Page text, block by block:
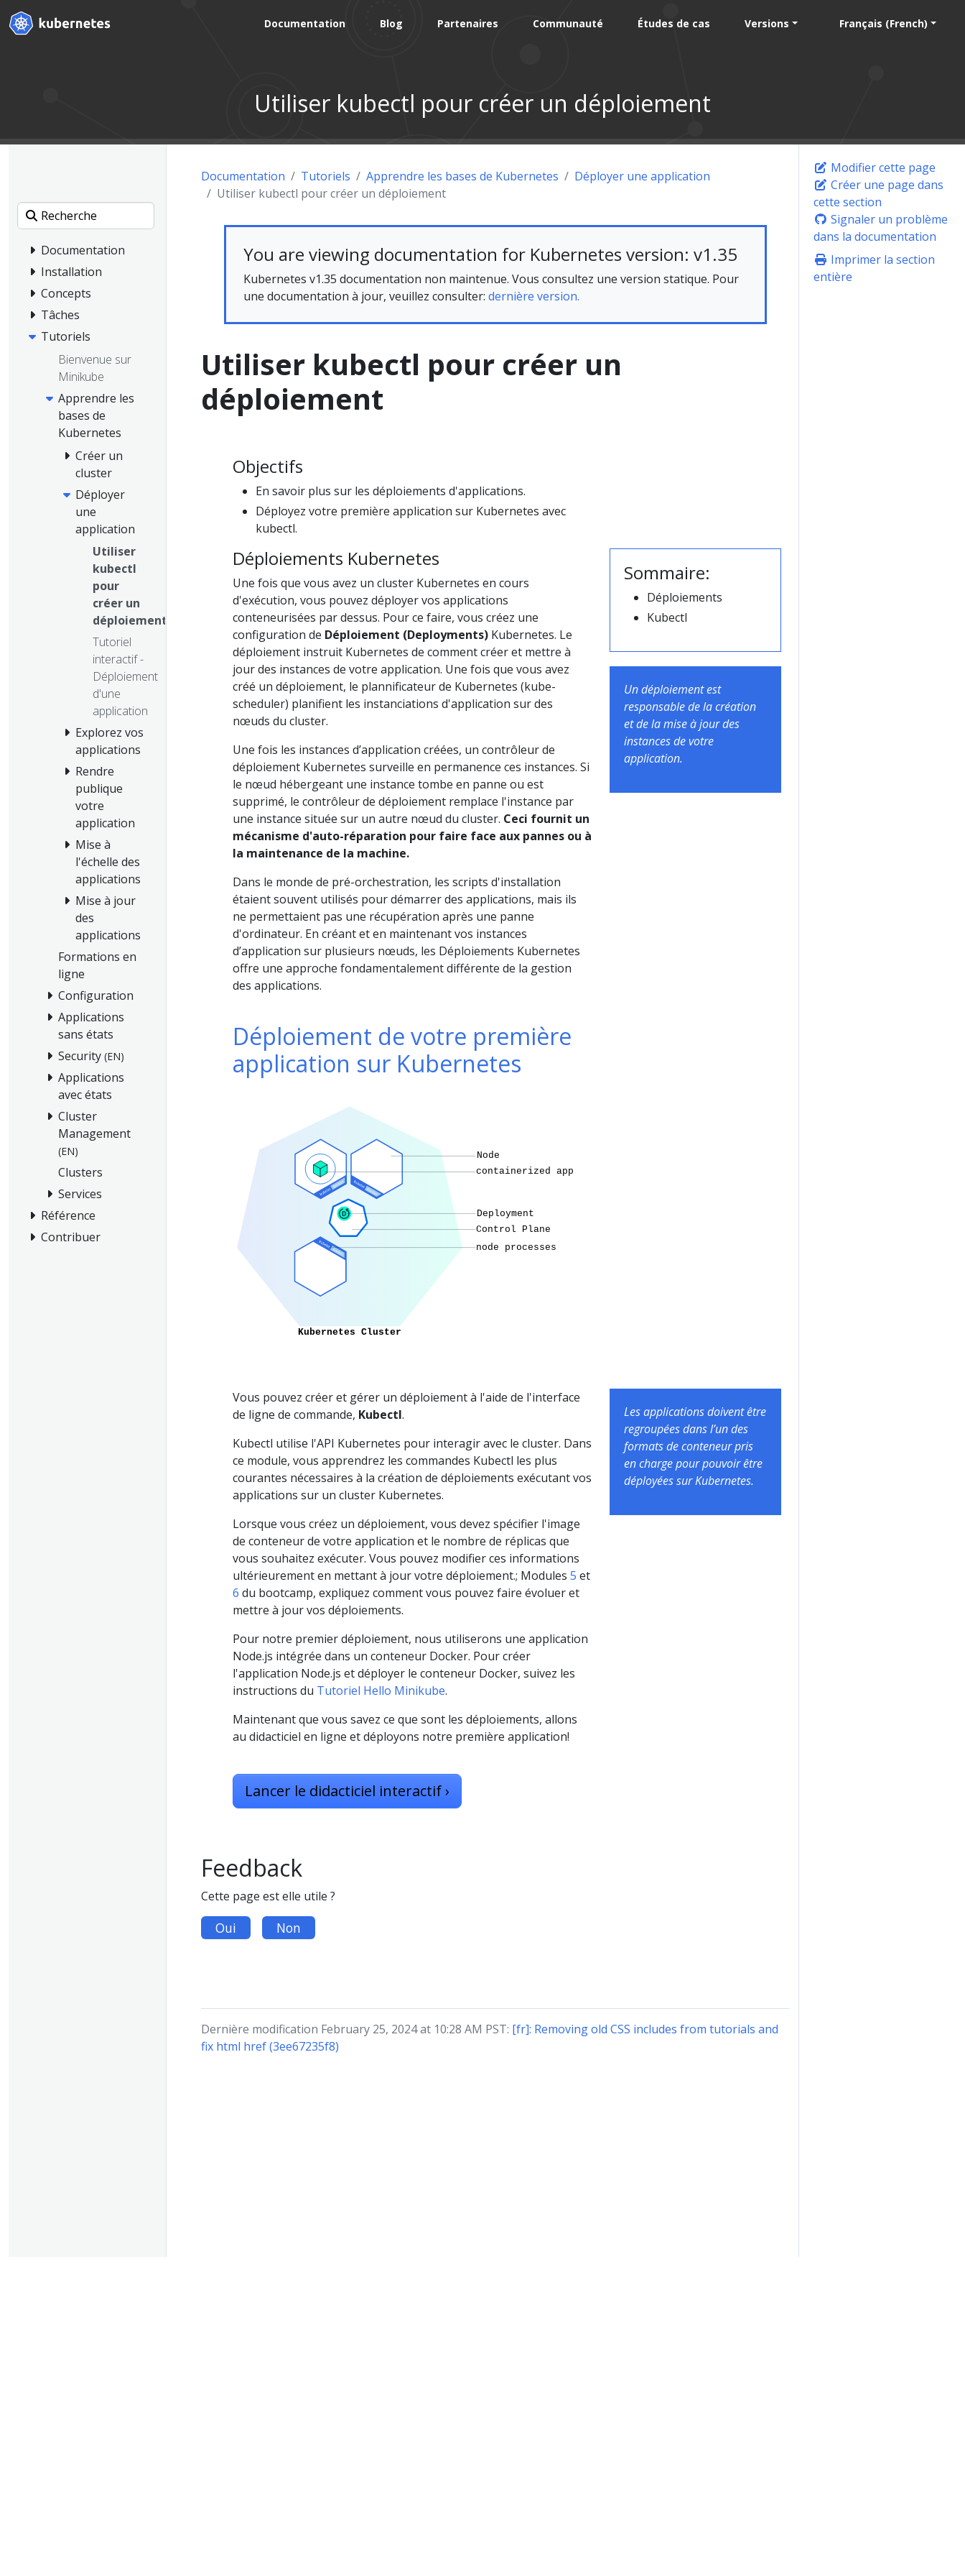
Documentation Blog Partenaires Communauté Études de cas Versions Français (French)
Utiliser kubectl pour créer un déploiement
Documentation
Installation
Concepts
Tâches
Tutoriels
Bienvenue sur
Minikube
Apprendre les
bases de
Kubernetes
Créer un
cluster
Déployer
une
application
Utiliser
kubectl
pour
créer un
déploiement
Tutoriel
interactif -
Déploiement
d'une
application
Explorez vos
applications
Rendre
publique
votre
application
Mise à
l'échelle des
applications
Mise à jour
des
applications
Formations en
ligne
Configuration
Applications
sans états
Security (EN)
Applications
avec états
Cluster
Management
(EN)
Clusters
Services
Référence
Contribuer
Modifier cette page
Créer une page dans
cette section
Signaler un problème
dans la documentation
Imprimer la section
entière
Documentation Tutoriels Apprendre les bases de Kubernetes
Déployer une application
Utiliser kubectl pour créer un déploiement
You are viewing documentation for Kubernetes version: v1.35
Kubernetes v1.35 documentation non maintenue. Vous consultez une version statique. Pour
une documentation à jour, veuillez consulter: dernière version.
Utiliser kubectl pour créer un
déploiement
Objectifs
En savoir plus sur les déploiements d'applications.
Déployez votre première application sur Kubernetes avec
kubectl.
Déploiements Kubernetes
Une fois que vous avez un cluster Kubernetes en cours
d'exécution, vous pouvez déployer vos applications
conteneurisées par dessus. Pour ce faire, vous créez une
configuration de Déploiement (Deployments) Kubernetes. Le
déploiement instruit Kubernetes de comment créer et mettre à
jour des instances de votre application. Une fois que vous avez
créé un déploiement, le plannificateur de Kubernetes (kube-
scheduler) planifient les instanciations d'application sur des
nœuds du cluster.
Une fois les instances d’application créées, un contrôleur de
déploiement Kubernetes surveille en permanence ces instances. Si
le nœud hébergeant une instance tombe en panne ou est
supprimé, le contrôleur de déploiement remplace l'instance par
une instance située sur un autre nœud du cluster. Ceci fournit un
mécanisme d'auto-réparation pour faire face aux pannes ou à
la maintenance de la machine.
Dans le monde de pré-orchestration, les scripts d'installation
étaient souvent utilisés pour démarrer des applications, mais ils
ne permettaient pas une récupération après une panne
d'ordinateur. En créant et en maintenant vos instances
d’application sur plusieurs nœuds, les Déploiements Kubernetes
offre une approche fondamentalement différente de la gestion
des applications.
Sommaire:
Déploiements
Kubectl
Un déploiement est
responsable de la création
et de la mise à jour des
instances de votre
application.
Déploiement de votre première
application sur Kubernetes
Vous pouvez créer et gérer un déploiement à l'aide de l'interface
de ligne de commande, Kubectl.
Kubectl utilise l'API Kubernetes pour interagir avec le cluster. Dans
ce module, vous apprendrez les commandes Kubectl les plus
courantes nécessaires à la création de déploiements exécutant vos
applications sur un cluster Kubernetes.
Lorsque vous créez un déploiement, vous devez spécifier l'image
de conteneur de votre application et le nombre de réplicas que
vous souhaitez exécuter. Vous pouvez modifier ces informations
ultérieurement en mettant à jour votre déploiement.; Modules 5 et
6 du bootcamp, expliquez comment vous pouvez faire évoluer et
mettre à jour vos déploiements.
Les applications doivent être
regroupées dans l’un des
formats de conteneur pris
en charge pour pouvoir être
déployées sur Kubernetes.
Pour notre premier déploiement, nous utiliserons une application
Node.js intégrée dans un conteneur Docker. Pour créer
l'application Node.js et déployer le conteneur Docker, suivez les
instructions du Tutoriel Hello Minikube.
Maintenant que vous savez ce que sont les déploiements, allons
au didacticiel en ligne et déployons notre première application!
Lancer le didacticiel interactif›
Feedback
Cette page est elle utile ?
Oui Non
Dernière modification February 25, 2024 at 10:28 AM PST: [fr]: Removing old CSS includes from tutorials and
fix html href (3ee67235f8)